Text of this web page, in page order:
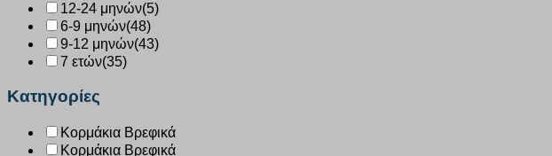
12-24 μηνών(5)
6-9 μηνών(48)
9-12 μηνών(43)
7 ετών(35)
Κατηγορίες
Κορμάκια Βρεφικά
Κορμάκια Βρεφικά